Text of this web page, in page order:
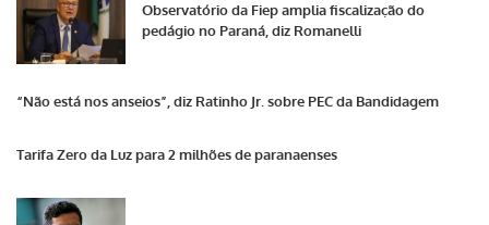
Observatório da Fiep amplia fiscalização do
pedágio no Paraná, diz Romanelli
“Não está nos anseios”, diz Ratinho Jr. sobre PEC da Bandidagem
Tarifa Zero da Luz para 2 milhões de paranaenses